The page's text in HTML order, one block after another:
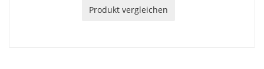
Produkt vergleichen